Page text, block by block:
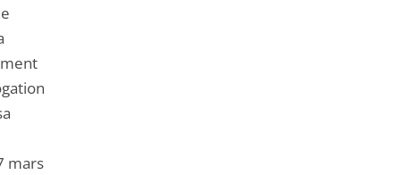
mars